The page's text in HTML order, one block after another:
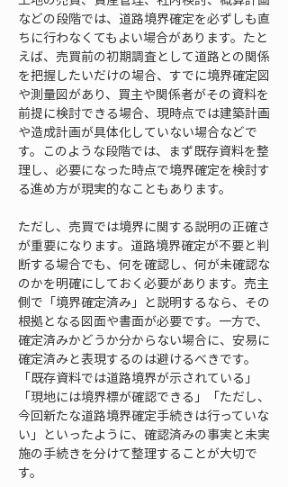
などの段階では、道路境界確定を必ずしも直
ちに行わなくてもよい場合があります。たと
えば、売買前の初期調査として道路との関係
を把握したいだけの場合、すでに境界確定図
や測量図があり、買主や関係者がその資料を
前提に検討できる場合、現時点では建築計画
や造成計画が具体化していない場合などで
す。このような段階では、まず既存資料を整
理し、必要になった時点で境界確定を検討す
る進め方が現実的なこともあります。
ただし、売買では境界に関する説明の正確さ
が重要になります。道路境界確定が不要と判
断する場合でも、何を確認し、何が未確認な
のかを明確にしておく必要があります。売主
側で「境界確定済み」と説明するなら、その
根拠となる図面や書面が必要です。一方で、
確定済みかどうか分からない場合に、安易に
確定済みと表現するのは避けるべきです。
「既存資料では道路境界が示されている」
「現地には境界標が確認できる」「ただし、
今回新たな道路境界確定手続きは行っていな
い」といったように、確認済みの事実と未実
施の手続きを分けて整理することが大切で
す。